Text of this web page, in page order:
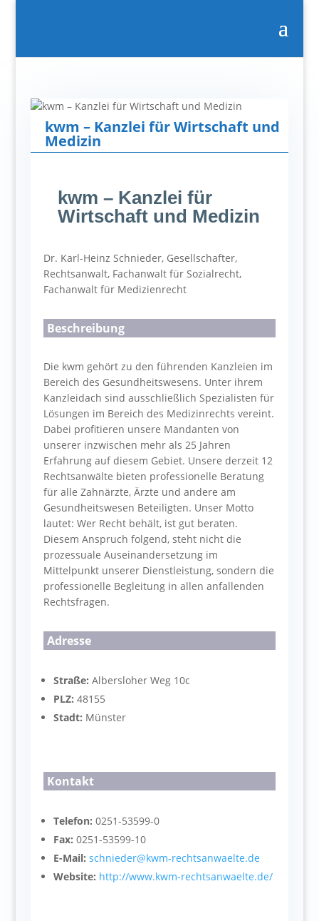
kwm – Kanzlei für Wirtschaft und
Medizin
kwm – Kanzlei für
Wirtschaft und Medizin
Dr. Karl-Heinz Schnieder, Gesellschafter,
Rechtsanwalt, Fachanwalt für Sozialrecht,
Fachanwalt für Medizienrecht
Beschreibung
Die kwm gehört zu den führenden Kanzleien im
Bereich des Gesundheitswesens. Unter ihrem
Kanzleidach sind ausschließlich Spezialisten für
Lösungen im Bereich des Medizinrechts vereint.
Dabei profitieren unsere Mandanten von
unserer inzwischen mehr als 25 Jahren
Erfahrung auf diesem Gebiet. Unsere derzeit 12
Rechtsanwälte bieten professionelle Beratung
für alle Zahnärzte, Ärzte und andere am
Gesundheitswesen Beteiligten. Unser Motto
lautet: Wer Recht behält, ist gut beraten.
Diesem Anspruch folgend, steht nicht die
prozessuale Auseinandersetzung im
Mittelpunkt unserer Dienstleistung, sondern die
professionelle Begleitung in allen anfallenden
Rechtsfragen.
Adresse
Straße: Albersloher Weg 10c
PLZ: 48155
Stadt: Münster
Kontakt
Telefon: 0251-53599-0
Fax: 0251-53599-10
E-Mail: schnieder@kwm-rechtsanwaelte.de
Website: http://www.kwm-rechtsanwaelte.de/